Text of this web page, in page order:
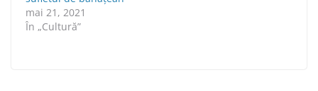
mai 21, 2021
În „Cultură”